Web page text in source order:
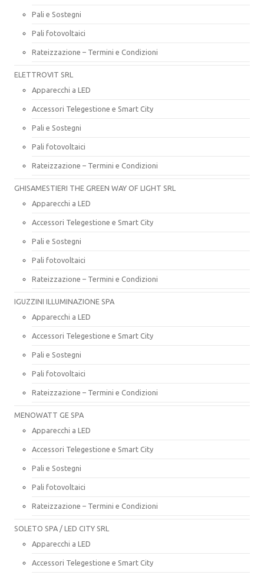
Pali e Sostegni
Pali fotovoltaici
Rateizzazione – Termini e Condizioni
ELETTROVIT SRL
Apparecchi a LED
Accessori Telegestione e Smart City
Pali e Sostegni
Pali fotovoltaici
Rateizzazione – Termini e Condizioni
GHISAMESTIERI THE GREEN WAY OF LIGHT SRL
Apparecchi a LED
Accessori Telegestione e Smart City
Pali e Sostegni
Pali fotovoltaici
Rateizzazione – Termini e Condizioni
IGUZZINI ILLUMINAZIONE SPA
Apparecchi a LED
Accessori Telegestione e Smart City
Pali e Sostegni
Pali fotovoltaici
Rateizzazione – Termini e Condizioni
MENOWATT GE SPA
Apparecchi a LED
Accessori Telegestione e Smart City
Pali e Sostegni
Pali fotovoltaici
Rateizzazione – Termini e Condizioni
SOLETO SPA / LED CITY SRL
Apparecchi a LED
Accessori Telegestione e Smart City